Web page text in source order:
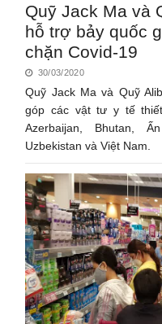
Quỹ Jack Ma và
hỗ trợ bảy quốc
chặn Covid-19
30/03/2020
Quỹ Jack Ma và Quỹ
góp các vật tư y tế
Azerbaijan, Bhutan,
Uzbekistan và Việt Nam.